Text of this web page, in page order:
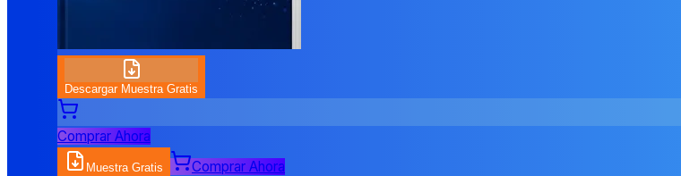
Descargar Muestra Gratis
Comprar Ahora
Muestra Gratis Comprar Ahora